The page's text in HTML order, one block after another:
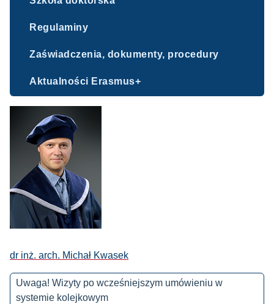
Regulaminy
Zaświadczenia, dokumenty, procedury
Aktualności Erasmus+
dr inż. arch. Michał Kwasek
Uwaga! Wizyty po wcześniejszym umówieniu w
systemie kolejkowym